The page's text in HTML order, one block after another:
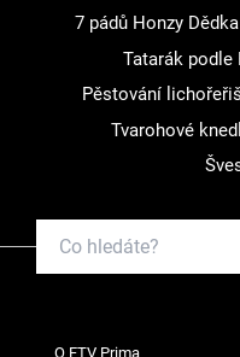
7 pádů Honzy Dědka
Tatarák podle
Pěstování
Tvarohové
O FTV Prima